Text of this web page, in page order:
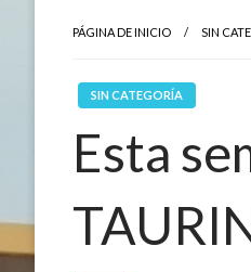
PÁGINA DE INICIO SIN
SIN CATEGORÍA
Esta